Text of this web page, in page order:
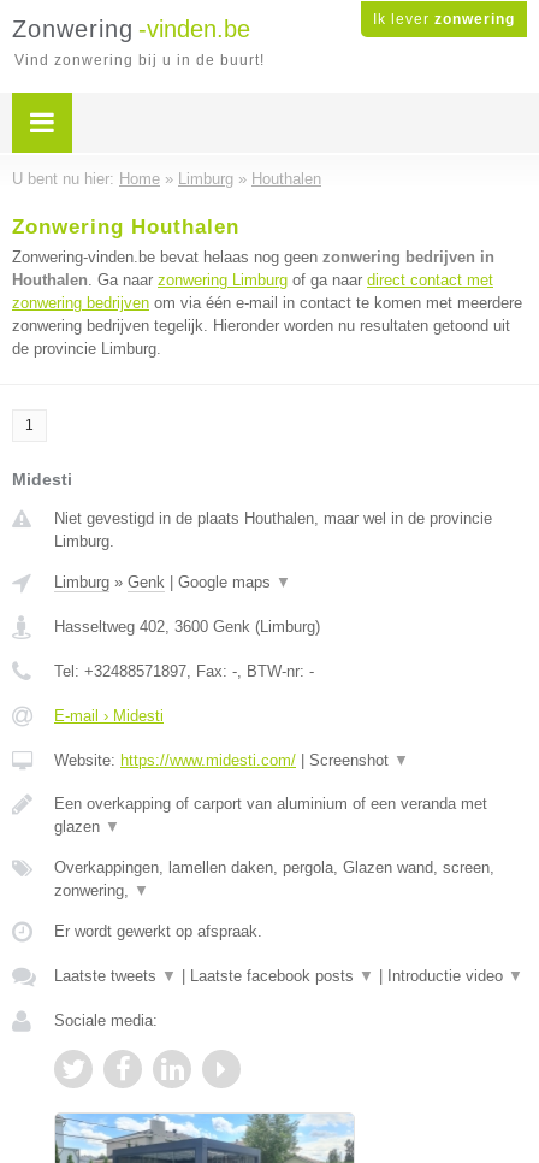
Ik lever zonwering
Zonwering -vinden.be
Vind zonwering bij u in de buurt!
U bent nu hier: Home » Limburg » Houthalen
Zonwering Houthalen
Zonwering-vinden.be bevat helaas nog geen zonwering bedrijven in
Houthalen. Ga naar zonwering Limburg of ga naar direct contact met
zonwering bedrijven om via één e-mail in contact te komen met meerdere
zonwering bedrijven tegelijk. Hieronder worden nu resultaten getoond uit
de provincie Limburg.
1
Midesti
Niet gevestigd in de plaats Houthalen, maar wel in de provincie
Limburg.
Limburg » Genk Google maps ▼
Hasseltweg 402, 3600 Genk (Limburg)
Tel: +32488571897, Fax: -, BTW-nr: -
E-mail › Midesti
Website: https://www.midesti.com/ Screenshot ▼
Een overkapping of carport van aluminium of een veranda met
glazen ▼
Overkappingen, lamellen daken, pergola, Glazen wand, screen,
zonwering, ▼
Er wordt gewerkt op afspraak.
Laatste tweets ▼ Laatste facebook posts ▼ Introductie video ▼
Sociale media: